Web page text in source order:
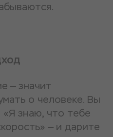
— значит
о человеке. Вы
«Я знаю, что тебе
— и дарите